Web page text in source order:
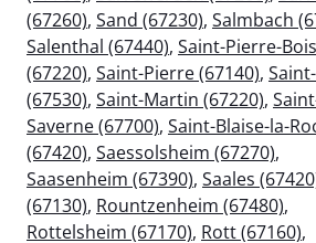
(67260), Sand (67230), Salmbach
Salenthal (67440), Saint-Pierre-Bois
(67220), Saint-Pierre (67140),
(67530), Saint-Martin (67220),
Saverne (67700), Saint-Blaise-la-
(67420), Saessolsheim (67270),
Saasenheim (67390), Saales
(67130), Rountzenheim (67480),
Rottelsheim (67170), Rott (67160),